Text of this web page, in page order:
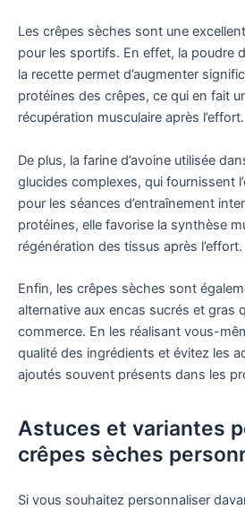
Les crêpes sèches sont une
pour les sportifs. En effet, la poudre
la recette permet d’augmenter
protéines des crêpes, ce qui en fait
récupération musculaire après l’effort.
De plus, la farine d’avoine utilisée
glucides complexes, qui fournissent
pour les séances d’entraînement
protéines, elle favorise la synthèse
régénération des tissus après l’effort.
Enfin, les crêpes sèches sont
alternative aux encas sucrés et gras
commerce. En les réalisant vous-
qualité des ingrédients et évitez les
ajoutés souvent présents dans les
Astuces et variantes
crêpes sèches
Si vous souhaitez personnaliser